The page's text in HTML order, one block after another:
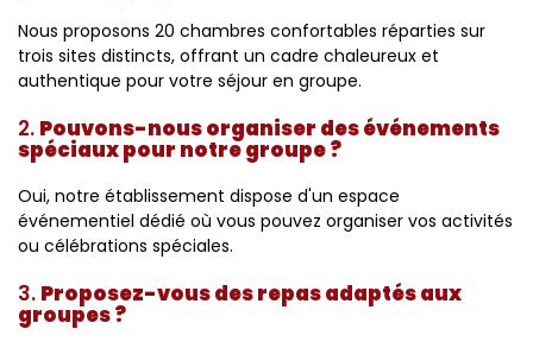
Nous proposons 20 chambres confortables réparties sur
trois sites distincts, offrant un cadre chaleureux et
authentique pour votre séjour en groupe.
2. Pouvons-nous organiser des événements
spéciaux pour notre groupe ?
Oui, notre établissement dispose d'un espace
événementiel dédié où vous pouvez organiser vos activités
ou célébrations spéciales.
3. Proposez-vous des repas adaptés aux
groupes ?